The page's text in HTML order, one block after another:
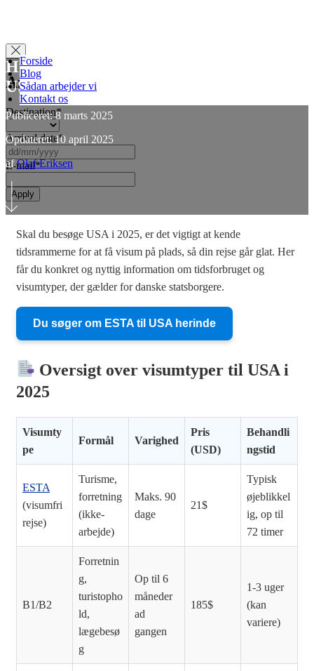
Forside
Blog
Sådan arbejder vi
Kontakt os
Apply for Visa
Destination*
Arrival date*
slash
MM
slash
E-mail*
Hvor lang tid tager det at få visum til
USA?
(2025)
Publiceret: 8 marts 2025
Opdateret: 10 april 2025
afOlaf Eriksen
Skal du besøge USA i 2025, er det vigtigt at kende
tidsrammerne for at få visum på plads, så din rejse går glat. Her
får du konkret og nyttig information om tidsforbruget og
visumtyper, der gælder for danske statsborgere.
Du søger om ESTA til USA herinde
Oversigt over visumtyper til USA i
2025
Visumty
pe
Formål Varighed
Pris
(USD)
Behandli
ngstid
ESTA
(visumfri
rejse)
Turisme,
forretning
(ikke-
arbejde)
Maks. 90
dage
21$
Typisk
øjeblikkel
ig, op til
72 timer
B1/B2
Forretnin
g,
turistopho
ld,
lægebesø
g
Op til 6
måneder
ad
gangen
185$
1-3 uger
(kan
variere)